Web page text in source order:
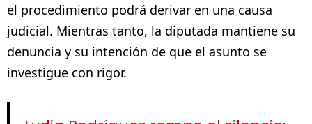
el procedimiento podrá derivar en una causa
judicial. Mientras tanto, la diputada mantiene su
denuncia y su intención de que el asunto se
investigue con rigor.